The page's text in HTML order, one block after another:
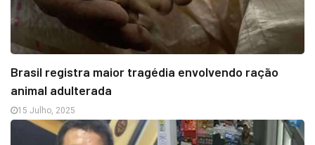
Brasil registra maior tragédia envolvendo ração
animal adulterada
15 Julho, 2025